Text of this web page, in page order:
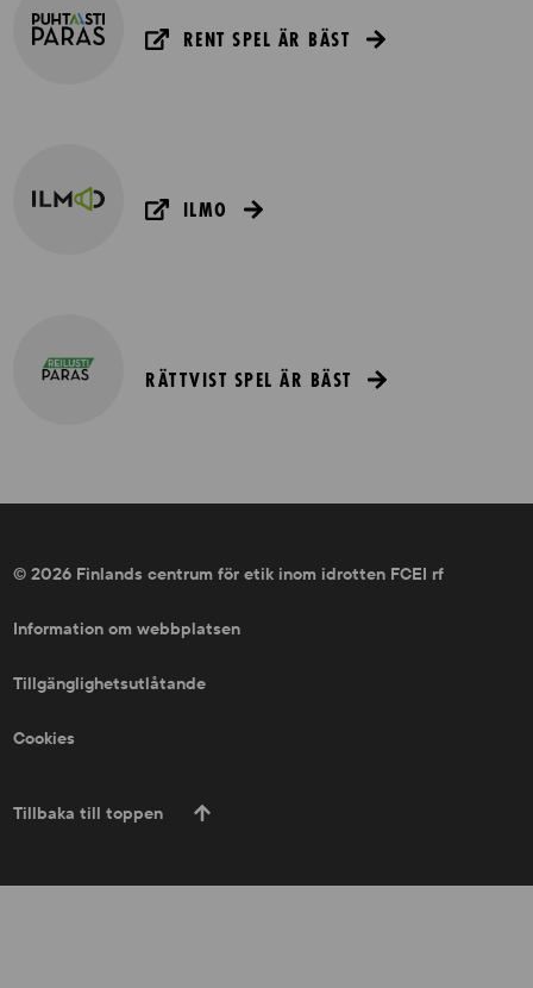
RENT SPEL ÄR BÄST
ILMO
RÄTTVIST SPEL ÄR BÄST
© 2026 Finlands centrum för etik inom idrotten FCEI rf
Information om webbplatsen
Tillgänglighetsutlåtande
Cookies
Tillbaka till toppen